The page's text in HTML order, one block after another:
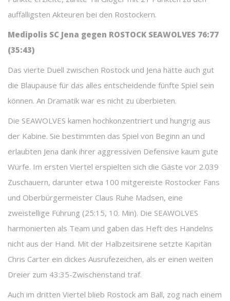
auffälligsten Akteuren bei den Rostockern.
Medipolis SC Jena gegen ROSTOCK SEAWOLVES 76:77
(35:43)
Das vierte Duell zwischen Rostock und Jena hätte auch gut
die Blaupause für das alles entscheidende fünfte Spiel sein
können. An Dramatik war es nicht zu überbieten.
Die SEAWOLVES kamen hochkonzentriert und hungrig aus
der Kabine. Sie bestimmten das Spiel von Beginn an und
erlaubten Jena dank ihrer aggressiven Defensive kaum gute
Würfe. Im ersten Viertel erspielten sich die Gäste vor 2.039
Zuschauern, darunter etwa 100 mitgereiste Rostocker Fans
und Oberbürgermeister Claus Ruhe Madsen, eine
zweistellige Führung (25:15, 10. Min). Die SEAWOLVES
harmonierten als Team und gaben das Heft des Handelns
nicht aus der Hand. Mit der Halbzeitsirene setzte Kapitän
Chris Carter ein dickes Ausrufezeichen, als er einen weiten
Dreier zum 43:35-Zwischenstand traf.
Auch im dritten Viertel blieb Rostock am Ball, zog nach einem